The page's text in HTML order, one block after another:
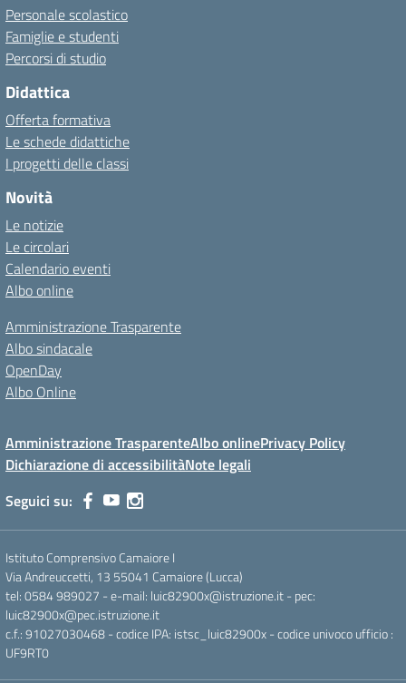
Personale scolastico
Famiglie e studenti
Percorsi di studio
Didattica
Offerta formativa
Le schede didattiche
I progetti delle classi
Novità
Le notizie
Le circolari
Calendario eventi
Albo online
Amministrazione Trasparente
Albo sindacale
OpenDay
Albo Online
Amministrazione TrasparenteAlbo onlinePrivacy Policy
Dichiarazione di accessibilitàNote legali
Seguici su:
Istituto Comprensivo Camaiore I
Via Andreuccetti, 13 55041 Camaiore (Lucca)
tel: 0584 989027 - e-mail: luic82900x@istruzione.it - pec:
luic82900x@pec.istruzione.it
c.f.: 91027030468 - codice IPA: istsc_luic82900x - codice univoco ufficio :
UF9RT0